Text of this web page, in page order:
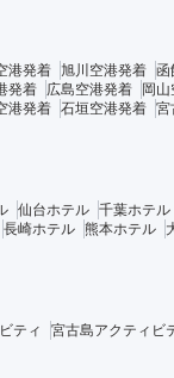
港発着 旭川空港発着 函
発着 広島空港発着 岡
港発着 石垣空港発着 宮
仙台ホテル 千葉ホテル
長崎ホテル 熊本ホテル
ティ 宮古島アクティビ